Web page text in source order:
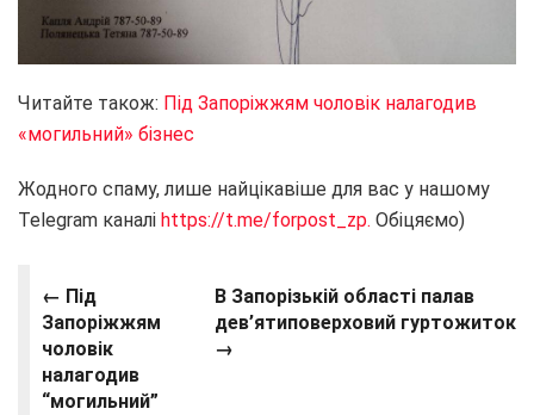
Читайте також: Під Запоріжжям чоловік налагодив
«могильний» бізнес
Жодного спаму, лише найцікавіше для вас у нашому
Telegram каналі https://t.me/forpost_zp. Обіцяємо)
← Під
Запоріжжям
чоловік
налагодив
“могильний”
В Запорізькій області палав
дев’ятиповерховий гуртожиток
→